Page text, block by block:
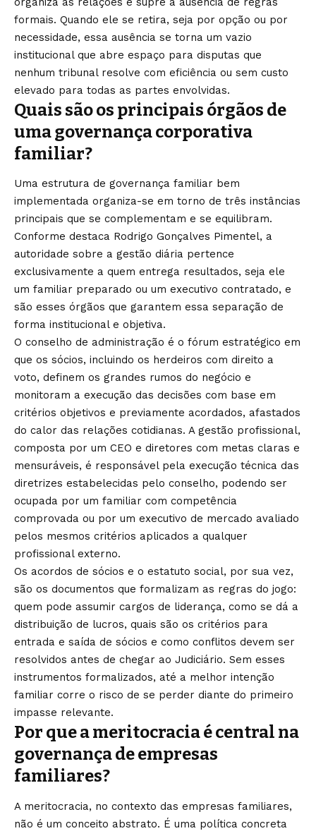
formais. Quando ele se retira, seja por opção ou por
necessidade, essa ausência se torna um vazio
institucional que abre espaço para disputas que
nenhum tribunal resolve com eficiência ou sem custo
elevado para todas as partes envolvidas.
Quais são os principais órgãos de
uma governança corporativa
familiar?
Uma estrutura de governança familiar bem
implementada organiza-se em torno de três instâncias
principais que se complementam e se equilibram.
Conforme destaca Rodrigo Gonçalves Pimentel, a
autoridade sobre a gestão diária pertence
exclusivamente a quem entrega resultados, seja ele
um familiar preparado ou um executivo contratado, e
são esses órgãos que garantem essa separação de
forma institucional e objetiva.
O conselho de administração é o fórum estratégico em
que os sócios, incluindo os herdeiros com direito a
voto, definem os grandes rumos do negócio e
monitoram a execução das decisões com base em
critérios objetivos e previamente acordados, afastados
do calor das relações cotidianas. A gestão profissional,
composta por um CEO e diretores com metas claras e
mensuráveis, é responsável pela execução técnica das
diretrizes estabelecidas pelo conselho, podendo ser
ocupada por um familiar com competência
comprovada ou por um executivo de mercado avaliado
pelos mesmos critérios aplicados a qualquer
profissional externo.
Os acordos de sócios e o estatuto social, por sua vez,
são os documentos que formalizam as regras do jogo:
quem pode assumir cargos de liderança, como se dá a
distribuição de lucros, quais são os critérios para
entrada e saída de sócios e como conflitos devem ser
resolvidos antes de chegar ao Judiciário. Sem esses
instrumentos formalizados, até a melhor intenção
familiar corre o risco de se perder diante do primeiro
impasse relevante.
Por que a meritocracia é central na
governança de empresas
familiares?
A meritocracia, no contexto das empresas familiares,
não é um conceito abstrato. É uma política concreta